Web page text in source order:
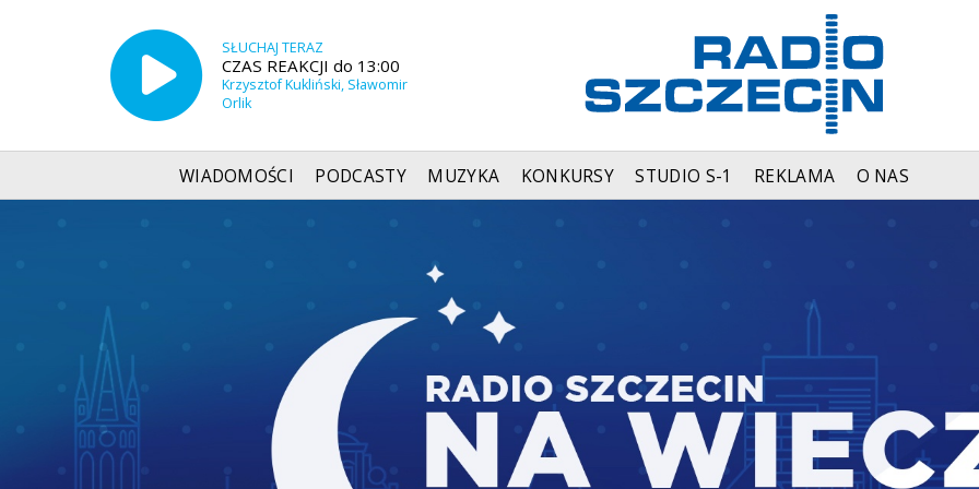
SŁUCHAJ TERAZ
CZAS REAKCJI do 13:00
Krzysztof Kukliński, Sławomir
Orlik
WIADOMOŚCI PODCASTY MUZYKA KONKURSY STUDIO S-1 REKLAMA O NAS